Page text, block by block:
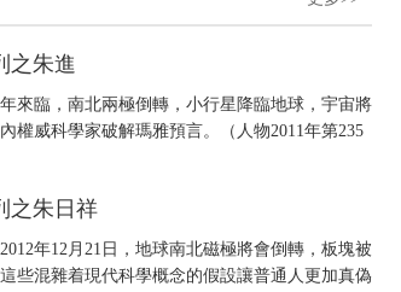
之朱進
來臨，南北兩極倒轉，小行星降臨地球，宇宙將
權威科學家破解瑪雅預言。（人物2011年第235
之朱日祥
年12月21日，地球南北磁極將會倒轉，板塊被
些混雜着現代科學概念的假設讓普通人更加真偽